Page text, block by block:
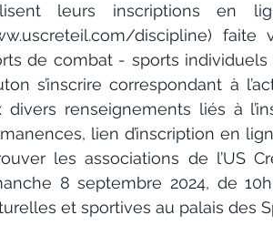
leurs inscriptions en
discipline)
de combat - sports
s’inscrire correspondant à
divers renseignements liés à
lien d’inscription en
les associations de l’US
8 septembre 2024, de
et sportives au palais des